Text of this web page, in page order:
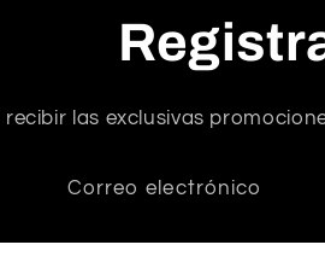
recibir las exclusivas
Correo electrónico